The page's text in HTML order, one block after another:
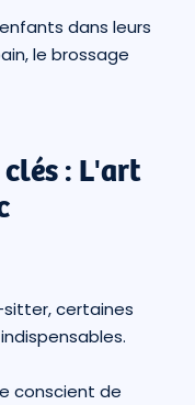
dans leurs
le brossage
clés : L'art
certaines
conscient de